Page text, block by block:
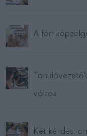
A férj
váltak
Két kérdés,